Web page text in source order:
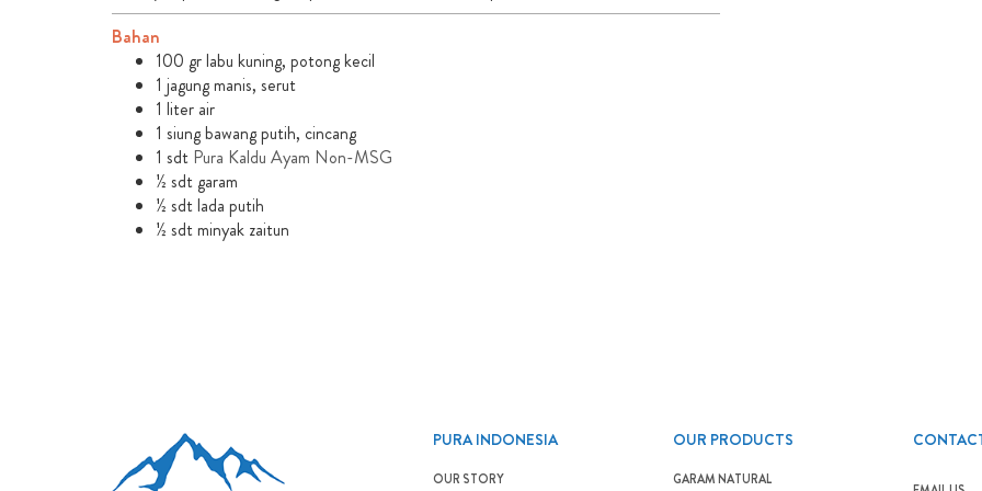
Bahan
100 gr labu kuning, potong kecil
1 jagung manis, serut
1 liter air
1 siung bawang putih, cincang
1 sdt Pura Kaldu Ayam Non-MSG
½ sdt garam
½ sdt lada putih
½ sdt minyak zaitun
PURA INDONESIA
OUR STORY
OUR PRODUCTS
GARAM NATURAL